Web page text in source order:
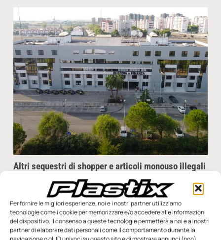
Per fornire le migliori esperienze, noi e i nostri partner utilizziamo
tecnologie come i cookie per memorizzare e/o accedere alle informazioni
del dispositivo. Il consenso a queste tecnologie permetterà a noi e ai nostri
partner di elaborare dati personali come il comportamento durante la
Altri sequestri di shopper e articoli monouso illegali
a Taranto e Napoli
Oltre 1,5 milioni di prodotti, tra cui piatti di plastica e altri
articoli monouso, non conformi e potenzialmente dannosi per
la salute pubblica, sono stati
Redazione 30 Gennaio 2024